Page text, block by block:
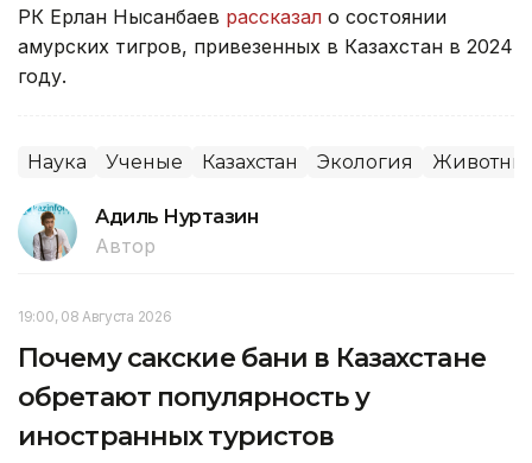
РК Ерлан Нысанбаев рассказал о состоянии
амурских тигров, привезенных в Казахстан в 2024
году.
Наука Ученые Казахстан Экология
Адиль Нуртазин
Автор
19:00, 08 Августа 2026
Почему сакские бани в Казахстане
обретают популярность у
иностранных туристов